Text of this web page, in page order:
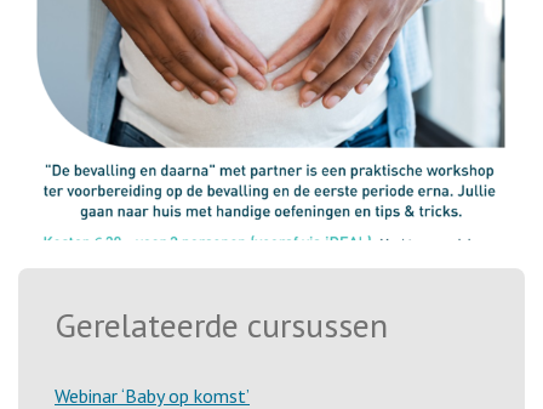
Gerelateerde cursussen
Webinar ‘Baby op komst’